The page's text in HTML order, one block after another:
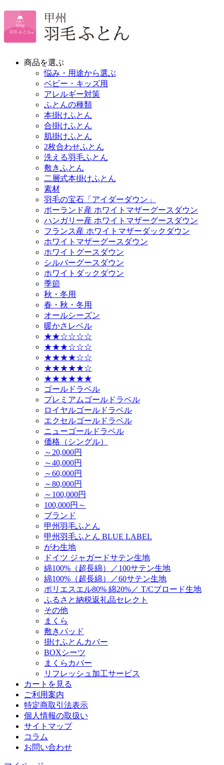
商品を選ぶ
悩み・用途から選ぶ
ベビー・キッズ用
アレルギー対策
ふとんの種類
本掛けふとん
合掛けふとん
肌掛けふとん
2枚合わせふとん
洗える羽毛ふとん
敷きふとん
二層式本掛けふとん
素材
羽毛の宝石「アイダーダウン」
ポーランド産 ホワイトマザーグースダウン
ハンガリー産 ホワイトマザーグースダウン
フランス産 ホワイトマザーダックダウン
ホワイトマザーグースダウン
ホワイトグースダウン
シルバーグースダウン
ホワイトダックダウン
季節
秋・冬用
春・秋・冬用
オールシーズン
暖かさレベル
★★☆☆☆☆
★★★☆☆☆
★★★★☆☆
★★★★★☆
★★★★★★
ゴールドラベル
プレミアムゴールドラベル
ロイヤルゴールドラベル
エクセルゴールドラベル
ニューゴールドラベル
価格（シングル）
～20,000円
～40,000円
～60,000円
～80,000円
～100,000円
100,000円～
ブランド
甲州羽毛ふとん
甲州羽毛ふとん BLUE LABEL
がわ生地
ドイツ ジャガードサテン生地
綿100%（超長綿）／100サテン生地
綿100%（超長綿）／60サテン生地
ポリエスエル80% 綿20%／ T/Cブロード生地
ふるさと納税返礼品セレクト
その他
まくら
敷きパッド
掛けふとんカバー
BOXシーツ
まくらカバー
リフレッシュ加工サービス
カートを見る
ご利用案内
特定商取引法表示
個人情報の取扱い
サイトマップ
コラム
お問い合わせ